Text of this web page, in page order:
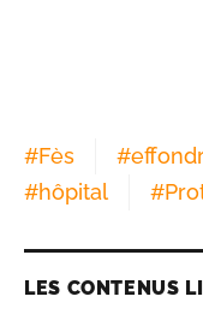
#Fès #
#hôpital #
LES CONTENUS